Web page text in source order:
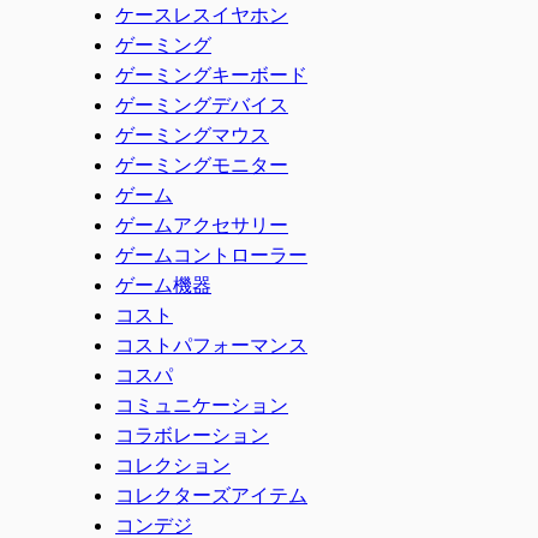
ケースレスイヤホン
ゲーミング
ゲーミングキーボード
ゲーミングデバイス
ゲーミングマウス
ゲーミングモニター
ゲーム
ゲームアクセサリー
ゲームコントローラー
ゲーム機器
コスト
コストパフォーマンス
コスパ
コミュニケーション
コラボレーション
コレクション
コレクターズアイテム
コンデジ